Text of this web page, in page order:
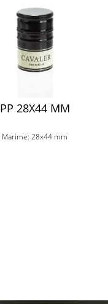
PP 28X44 MM
Marime: 28x44 mm